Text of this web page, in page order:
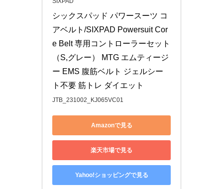
シックスパッド パワースーツ コ
アベルト/SIXPAD Powersuit Cor
e Belt 専用コントローラーセット
（S,グレー） MTG エムティージ
ー EMS 腹筋ベルト ジェルシー
ト不要 筋トレ ダイエット
JTB_231002_KJ065VC01
Amazonで見る
楽天市場で見る
Yahoo!ショッピングで見る